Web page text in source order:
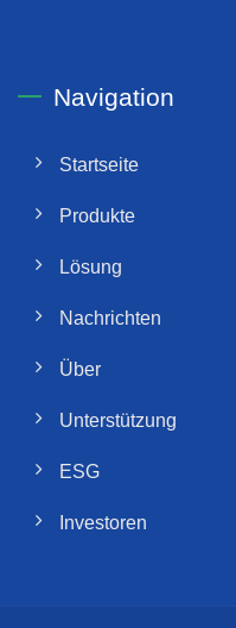
Navigation
Startseite
Produkte
Lösung
Nachrichten
Über
Unterstützung
ESG
Investoren